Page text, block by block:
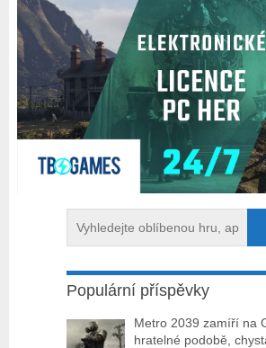
Populární příspěvky
Metro 2039 zamíří na
hratelné podobě,